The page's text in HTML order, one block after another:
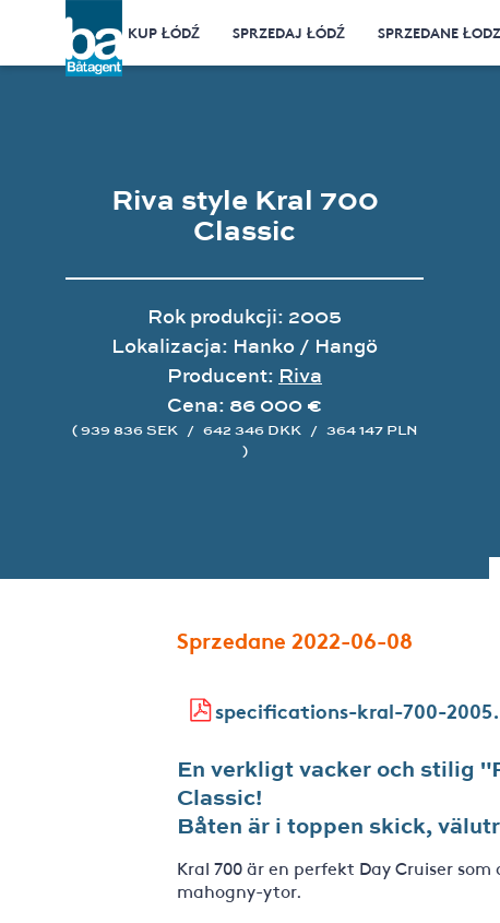
KUP ŁÓDŹ SPRZEDAJ ŁÓDŹ SPRZEDANE
Riva style Kral 700
Classic
Rok produkcji: 2005
Lokalizacja: Hanko / Hangö
Producent: Riva
Cena: 86 000 €
( 939 836 SEK / 642 346 DKK / 364 147 PLN
)
Sprzedane 2022-06-08
specifications-kral-700-
En verkligt vacker och stilig
Classic!
Båten är i toppen skick,
Kral 700 är en perfekt Day Cruiser
mahogny-ytor.